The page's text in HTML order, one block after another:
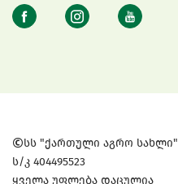
სს "ქართული აგრო სახლი"
ს/კ 404495523
ყველა უფლება დაცულია